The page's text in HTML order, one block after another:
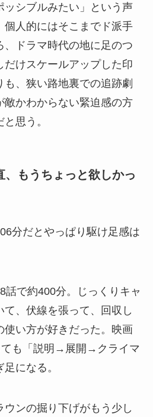
ッシブルみたい」という声
個人的にはそこまでド派手
、ドラマ時代の地に足のつ
だけスケールアップした印
、狭い路地裏での追跡劇
敵かわからない緊迫感の方
思う。
もうちょっと欲しかっ
分だとやっぱり駆け足感は
話で約400分。じっくりキャ
て、伏線を張って、回収し
使い方が好きだった。映画
ても「説明→展開→クライマ
になる。
ンの掘り下げがもう少し